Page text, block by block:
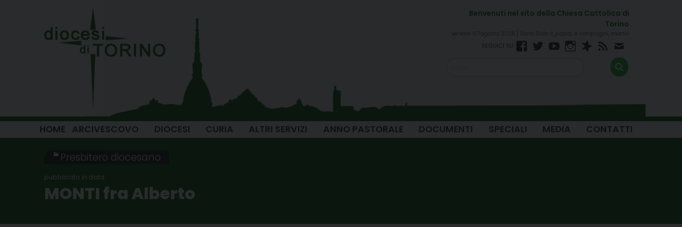
venerdì 07 agosto 2026
Facebook
TwitterYouTubeInstagram
Spreaker
RSS
FEED
Newsletter
HOME ARCIVESCOVO DIOCESI CURIA ALTRI SERVIZI ANNO PASTORALE DOCUMENTI SPECIALI MEDIA CONTATTI
Presbitero diocesano
MONTI fra Alberto